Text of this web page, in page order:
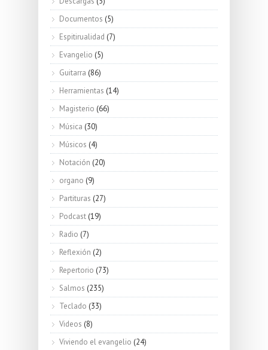
Documentos (5)
Espitirualidad (7)
Evangelio (5)
Guitarra (86)
Herramientas (14)
Magisterio (66)
Música (30)
Músicos (4)
Notación (20)
organo (9)
Partituras (27)
Podcast (19)
Radio (7)
Reflexión (2)
Repertorio (73)
Salmos (235)
Teclado (33)
Videos (8)
Viviendo el evangelio (24)